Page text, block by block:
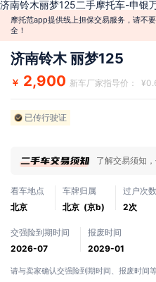
济南铃木丽梦125二手摩托车-申银
摩托范app提供线上担保交易服务，请不
全！
济南铃木 丽梦125
￥ 2,900 新车厂家指导价：
已传行驶证
了解交易须知
看车地点
北京
车牌归属
北京 (京b)
过户次数
2次
交强险到期时间
2026-07
报废时间
2029-01
请与卖家确认交强险到期时间、报废时间